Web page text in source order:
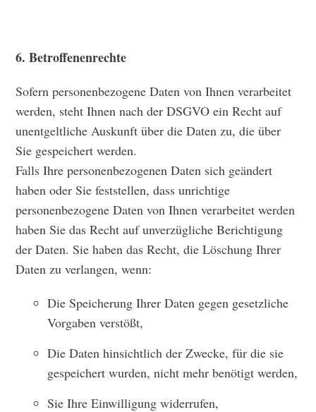
6. Betroffenenrechte
Sofern personenbezogene Daten von Ihnen verarbeitet
werden, steht Ihnen nach der DSGVO ein Recht auf
unentgeltliche Auskunft über die Daten zu, die über
Sie gespeichert werden.
Falls Ihre personenbezogenen Daten sich geändert
haben oder Sie feststellen, dass unrichtige
personenbezogene Daten von Ihnen verarbeitet werden
haben Sie das Recht auf unverzügliche Berichtigung
der Daten. Sie haben das Recht, die Löschung Ihrer
Daten zu verlangen, wenn:
Die Speicherung Ihrer Daten gegen gesetzliche
Vorgaben verstößt,
Die Daten hinsichtlich der Zwecke, für die sie
gespeichert wurden, nicht mehr benötigt werden,
Sie Ihre Einwilligung widerrufen,